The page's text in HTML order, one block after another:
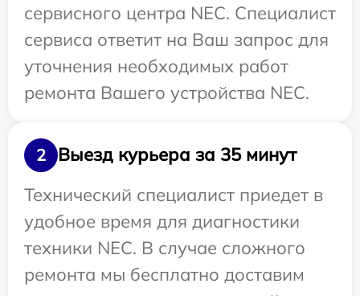
сервисного центра NEC. Специалист
сервиса ответит на Ваш запрос для
уточнения необходимых работ
ремонта Вашего устройства NEC.
2
Выезд курьера за 35 минут
Технический специалист приедет в
удобное время для диагностики
техники NEC. В случае сложного
ремонта мы бесплатно доставим